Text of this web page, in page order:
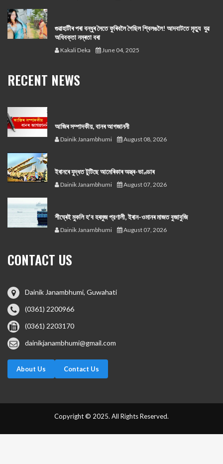
গুৱাহাটীৰ পৰা বন্ধুৰ সৈতে ফুৰিবলৈ গৈছিল শ্বিলঙলৈ! আদবাটতে মৃত্যু যুৱ
অধিবক্তা নম্ৰতা বৰা
Kakali Deka June 04, 2025
RECENT NEWS
আজিৰ সম্পাদকীয়, বানৰ আগজাননী
Dainik Janambhumi August 08, 2026
ইৰানৰে যুদ্ধত টুটিছে আমেৰিকাৰ অস্ত্ৰ-ভাণ্ডাৰ
Dainik Janambhumi August 07, 2026
শীঘ্ৰেই মুকলি হ'ব হৰমুজ প্রণালী, ইৰান-ওমানৰ মাজত বুজাবুজি
Dainik Janambhumi August 07, 2026
CONTACT US
Dainik Janambhumi, Guwahati
(0361) 2200966
(0361) 2203170
dainikjanambhumi@gmail.com
About Us Contact Us
Copyright © 2025. All Rights Reserved.